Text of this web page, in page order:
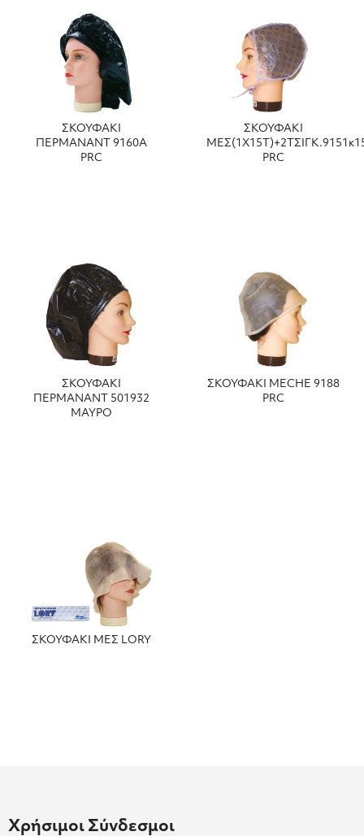
ΣΚΟΥΦΑΚΙ
ΠΕΡΜΑΝΑΝΤ 9160Α
PRC
ΣΚΟΥΦΑΚΙ
PRC
ΣΚΟΥΦΑΚΙ
ΠΕΡΜΑΝΑΝΤ 501932
ΜΑΥΡΟ
ΣΚΟΥΦΑΚΙ MECHE 9188
PRC
ΣΚΟΥΦΑΚΙ ΜΕΣ LORY
Χρήσιμοι Σύνδεσμοι